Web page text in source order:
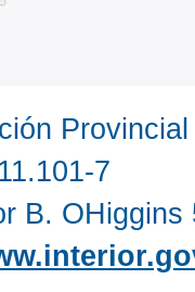
7
B.